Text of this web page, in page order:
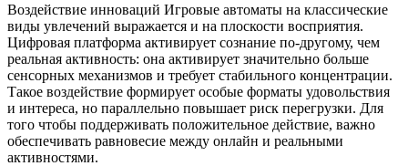
Воздействие инноваций Игровые автоматы на классические
виды увлечений выражается и на плоскости восприятия.
Цифровая платформа активирует сознание по-другому, чем
реальная активность: она активирует значительно больше
сенсорных механизмов и требует стабильного концентрации.
Такое воздействие формирует особые форматы удовольствия
и интереса, но параллельно повышает риск перегрузки. Для
того чтобы поддерживать положительное действие, важно
обеспечивать равновесие между онлайн и реальными
активностями.